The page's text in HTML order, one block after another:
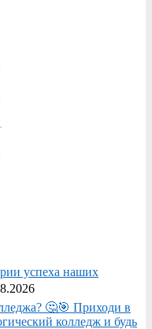
успеха наших
🤔🎯 Приходи в
колледж и будь